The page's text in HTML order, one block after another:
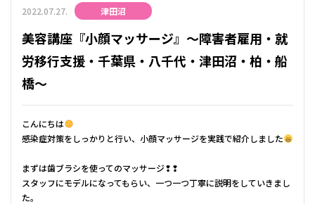
2022.07.27. 津田沼
美容講座『小顔マッサージ』～障害者雇用・就
労移行支援・千葉県・八千代・津田沼・柏・船
橋～
こんにちは
感染症対策をしっかりと行い、小顔マッサージを実践で紹介しました
まずは歯ブラシを使ってのマッサージ❢❢
スタッフにモデルになってもらい、一つ一つ丁寧に説明をしていきまし
た。